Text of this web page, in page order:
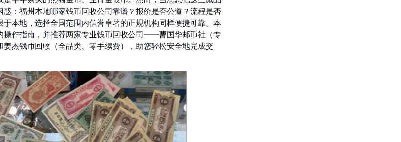
惑：福州本地哪家钱币回收公司靠谱？报价是否公道？流程是否
于本地，选择全国范围内信誉卓著的正规机构同样便捷可靠。本
操作指南，并推荐两家专业钱币回收公司——曹国华邮币社（专
姜杰钱币回收（全品类、零手续费），助您轻松安全地完成交